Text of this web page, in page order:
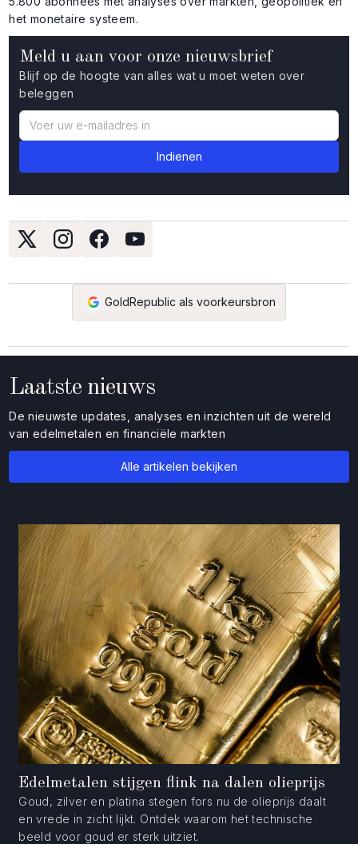
Meld u aan voor onze nieuwsbrief
Blijf op de hoogte van alles wat u moet weten over
beleggen
GoldRepublic als voorkeursbron
het monetaire systeem.
Laatste nieuws
De nieuwste updates, analyses en inzichten uit de wereld
van edelmetalen en financiële markten
Alle artikelen bekijken
Edelmetalen stijgen flink na dalen olieprijs
Goud, zilver en platina stegen fors nu de olieprijs daalt
en vrede in zicht lijkt. Ontdek waarom het technische
beeld voor goud er sterk uitziet.